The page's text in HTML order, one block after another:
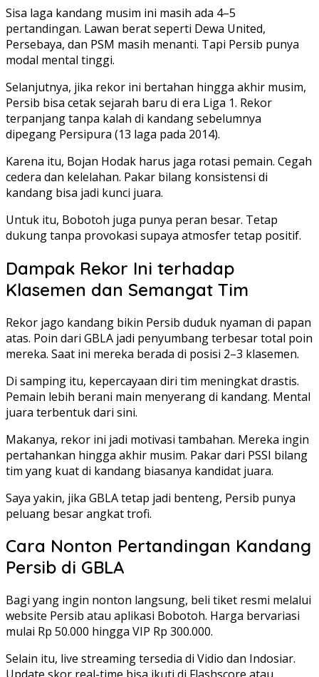
Sisa laga kandang musim ini masih ada 4–5
pertandingan. Lawan berat seperti Dewa United,
Persebaya, dan PSM masih menanti. Tapi Persib punya
modal mental tinggi.
Selanjutnya, jika rekor ini bertahan hingga akhir musim,
Persib bisa cetak sejarah baru di era Liga 1. Rekor
terpanjang tanpa kalah di kandang sebelumnya
dipegang Persipura (13 laga pada 2014).
Karena itu, Bojan Hodak harus jaga rotasi pemain. Cegah
cedera dan kelelahan. Pakar bilang konsistensi di
kandang bisa jadi kunci juara.
Untuk itu, Bobotoh juga punya peran besar. Tetap
dukung tanpa provokasi supaya atmosfer tetap positif.
Dampak Rekor Ini terhadap
Klasemen dan Semangat Tim
Rekor jago kandang bikin Persib duduk nyaman di papan
atas. Poin dari GBLA jadi penyumbang terbesar total poin
mereka. Saat ini mereka berada di posisi 2–3 klasemen.
Di samping itu, kepercayaan diri tim meningkat drastis.
Pemain lebih berani main menyerang di kandang. Mental
juara terbentuk dari sini.
Makanya, rekor ini jadi motivasi tambahan. Mereka ingin
pertahankan hingga akhir musim. Pakar dari PSSI bilang
tim yang kuat di kandang biasanya kandidat juara.
Saya yakin, jika GBLA tetap jadi benteng, Persib punya
peluang besar angkat trofi.
Cara Nonton Pertandingan Kandang
Persib di GBLA
Bagi yang ingin nonton langsung, beli tiket resmi melalui
website Persib atau aplikasi Bobotoh. Harga bervariasi
mulai Rp 50.000 hingga VIP Rp 300.000.
Selain itu, live streaming tersedia di Vidio dan Indosiar.